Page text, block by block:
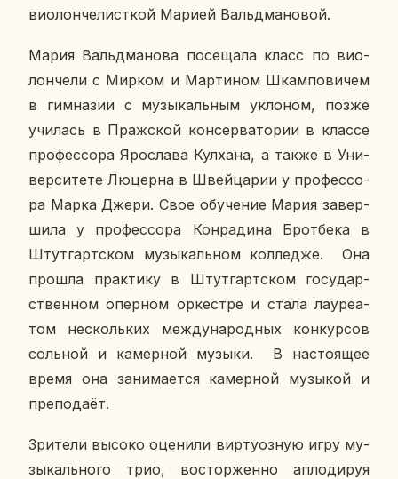
ви­о­лон­че­лист­кой Марией Вальд­ма­но­вой.
Мария Вальд­ма­но­ва по­се­ща­ла класс по ви­о­
лон­че­ли с Мирком и Мар­ти­ном Шкам­по­ви­чем
в гим­на­зии с му­зы­каль­ным укло­ном, позже
учи­лась в Праж­ской кон­сер­ва­то­рии в классе
про­фес­со­ра Яро­сла­ва Кул­ха­на, а также в Уни­
вер­си­те­те Лю­цер­на в Швей­ца­рии у про­фес­со­
ра Марка Джери. Свое обу­че­ние Мария за­вер­
ши­ла у про­фес­со­ра Ко­нра­ди­на Брот­бе­ка в
Штут­гарт­ском му­зы­каль­ном кол­ле­дже. Она
прошла прак­ти­ку в Штут­гарт­ском го­су­дар­
ствен­ном опер­ном ор­кест­ре и стала ла­у­ре­а­
том несколь­ких меж­ду­на­род­ных кон­кур­сов
соль­ной и ка­мер­ной музыки. В на­сто­я­щее
время она за­ни­ма­ет­ся ка­мер­ной му­зы­кой и
пре­по­да­ёт.
Зри­те­ли высоко оце­ни­ли вир­ту­оз­ную игру му­
зы­каль­но­го трио, вос­тор­жен­но ап­ло­ди­руя